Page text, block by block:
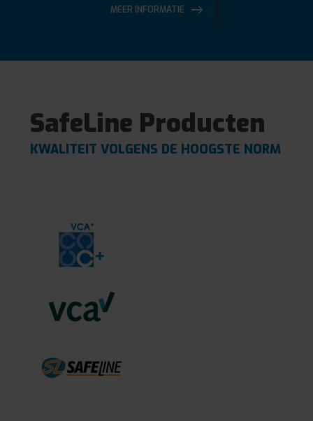
MEER INFORMATIE
SafeLine Producten
KWALITEIT VOLGENS DE HOOGSTE NORM